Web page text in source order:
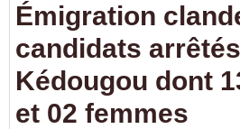
Émigration
candidats
Kédougou dont
et 02 femmes